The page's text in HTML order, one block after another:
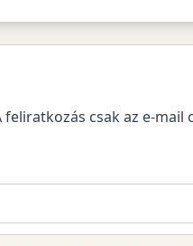
csak az e-mail